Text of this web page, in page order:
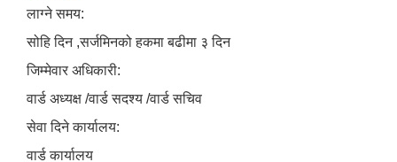
लाग्ने समय:
सोहि दिन ,सर्जमिनको हकमा बढीमा ३ दिन
जिम्मेवार अधिकारी:
वार्ड अध्यक्ष /वार्ड सदश्य /वार्ड सचिव
सेवा दिने कार्यालय:
वार्ड कार्यालय